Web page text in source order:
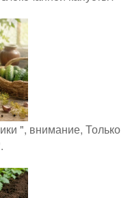
", внимание, Только